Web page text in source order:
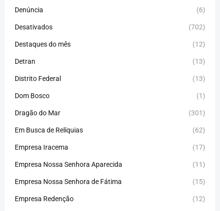
Denúncia (6)
Desativados (702)
Destaques do mês (12)
Detran (13)
Distrito Federal (13)
Dom Bosco (1)
Dragão do Mar (301)
Em Busca de Relíquias (62)
Empresa Iracema (17)
Empresa Nossa Senhora Aparecida (11)
Empresa Nossa Senhora de Fátima (15)
Empresa Redenção (12)